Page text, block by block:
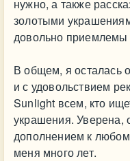
нужно, а также
золотыми
довольно приемлемы
В общем, я осталась
и с удовольствием
Sunlight всем, кто
украшения. Уверена,
дополнением к
меня много лет.